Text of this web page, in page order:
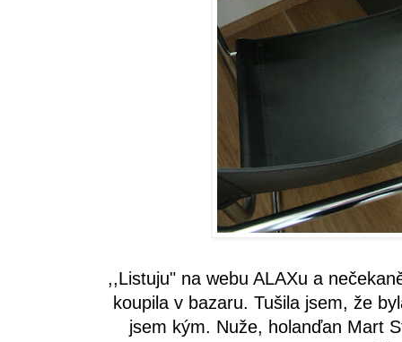
,,Listuju" na webu ALAXu a
koupila v bazaru. Tušila jsem, že
jsem kým. Nuže, holanďan Mart